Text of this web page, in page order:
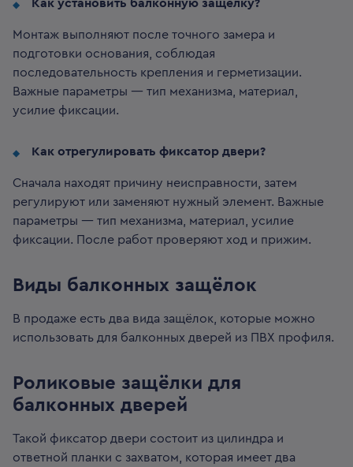
Как установить балконную защелку?
Монтаж выполняют после точного замера и
подготовки основания, соблюдая
последовательность крепления и герметизации.
Важные параметры — тип механизма, материал,
усилие фиксации.
Как отрегулировать фиксатор двери?
Сначала находят причину неисправности, затем
регулируют или заменяют нужный элемент. Важные
параметры — тип механизма, материал, усилие
фиксации. После работ проверяют ход и прижим.
Виды балконных защёлок
В продаже есть два вида защёлок, которые можно
использовать для балконных дверей из ПВХ профиля.
Роликовые защёлки для
балконных дверей
Такой фиксатор двери состоит из цилиндра и
ответной планки с захватом, которая имеет два